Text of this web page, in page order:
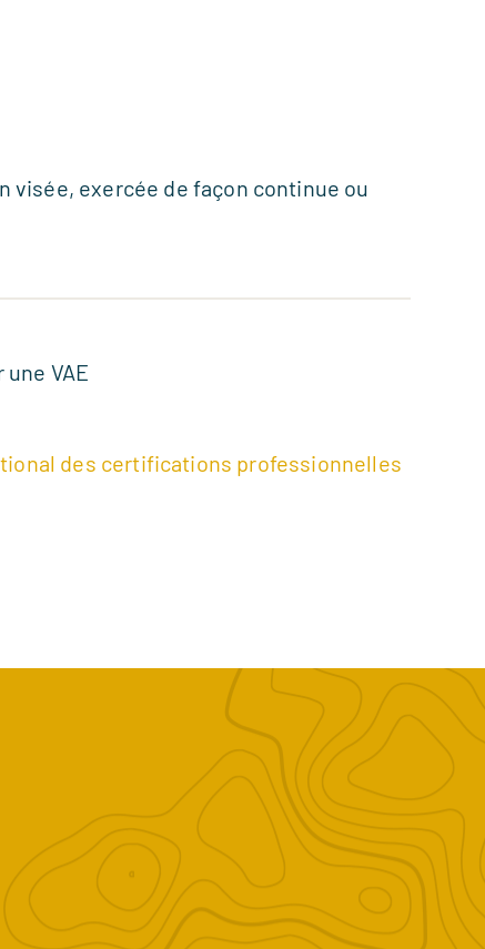
visée, exercée de façon continue ou
VAE
des certifications professionnelles